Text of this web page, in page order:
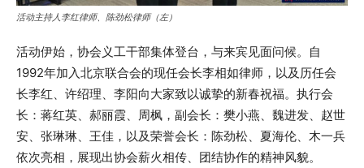
活动主持人李红律师、陈劲松律师（左）
活动伊始，协会义工干部集体登台，与来宾见面问候。自
1992年加入北京联合会的现任会长李相如律师，以及历任会
长李红、许绍理、李阳向大家致以诚挚的新春祝福。执行会
长：蒋红英、郝丽霞、周枫，副会长：樊小燕、魏进发、赵世
安、张琳琳、王佳，以及荣誉会长：陈劲松、夏海伦、木一兵
依次亮相，展现出协会薪火相传、团结协作的精神风貌。